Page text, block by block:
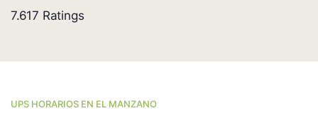
7.617 Ratings
UPS HORARIOS EN EL MANZANO